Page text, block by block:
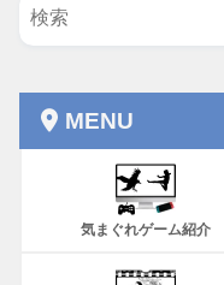
MENU
気まぐれゲーム紹介